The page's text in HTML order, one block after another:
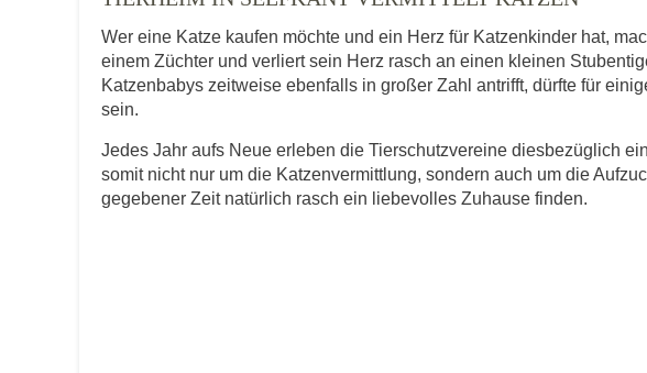
Alter des Tiers
Beschreibung des Tiers*
Wer eine Katze kaufen möchte und ein Herz für Katzenkinder hat,
einem Züchter und verliert sein Herz rasch an einen kleinen
Katzenbabys zeitweise ebenfalls in großer Zahl antrifft, dürfte für
sein.
Jedes Jahr aufs Neue erleben die Tierschutzvereine diesbezüglich
somit nicht nur um die Katzenvermittlung, sondern auch um die
gegebener Zeit natürlich rasch ein liebevolles Zuhause finden.